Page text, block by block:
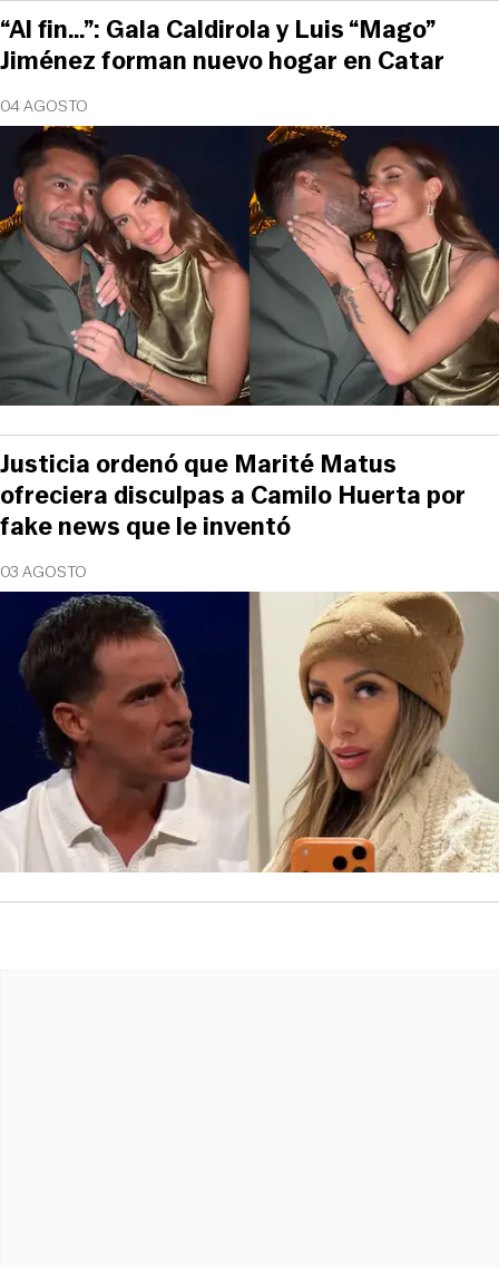
04 AGOSTO
“Al fin…”: Gala Caldirola y Luis “Mago”
Jiménez forman nuevo hogar en Catar
03 AGOSTO
Justicia ordenó que Marité Matus
ofreciera disculpas a Camilo Huerta por
fake news que le inventó